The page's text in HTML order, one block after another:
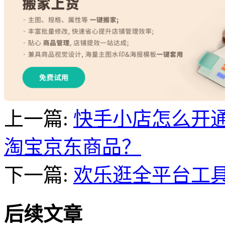
上一篇: 快手小店怎么开
淘宝京东商品？
下一篇: 欢乐逛全平台工
后续文章